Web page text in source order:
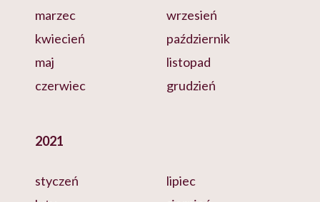
marzec
kwiecień
maj
czerwiec
wrzesień
październik
listopad
grudzień
2021
styczeń
lipiec